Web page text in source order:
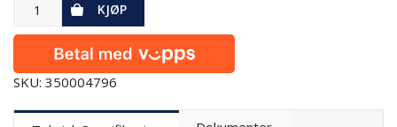
KJØP
SKU: 350004796